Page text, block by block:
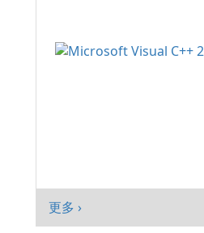
更多 ›